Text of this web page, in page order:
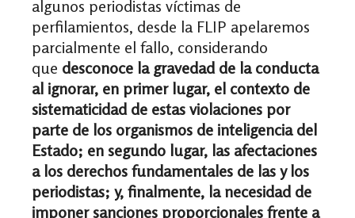
algunos periodistas víctimas de
perfilamientos, desde la FLIP apelaremos
parcialmente el fallo, considerando
que desconoce la gravedad de la conducta
al ignorar, en primer lugar, el contexto de
sistematicidad de estas violaciones por
parte de los organismos de inteligencia del
Estado; en segundo lugar, las afectaciones
a los derechos fundamentales de las y los
periodistas; y, finalmente, la necesidad de
imponer sanciones proporcionales frente a